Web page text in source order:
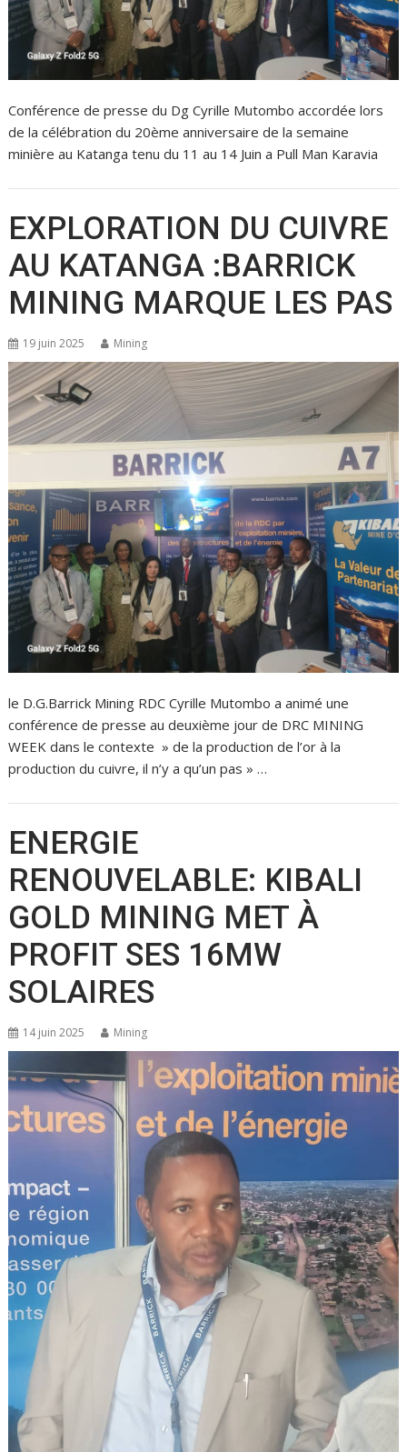
Conférence de presse du Dg Cyrille Mutombo accordée lors
de la célébration du 20ème anniversaire de la semaine
minière au Katanga tenu du 11 au 14 Juin a Pull Man Karavia
EXPLORATION DU CUIVRE
AU KATANGA :BARRICK
MINING MARQUE LES PAS
19 juin 2025 Mining
le D.G.Barrick Mining RDC Cyrille Mutombo a animé une
conférence de presse au deuxième jour de DRC MINING
WEEK dans le contexte » de la production de l’or à la
production du cuivre, il n’y a qu’un pas » …
ENERGIE
RENOUVELABLE: KIBALI
GOLD MINING MET À
PROFIT SES 16MW
SOLAIRES
14 juin 2025 Mining